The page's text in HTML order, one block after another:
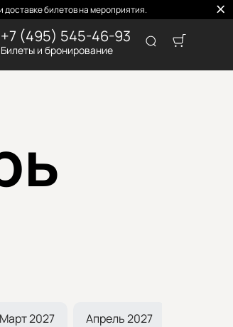
билетов на мероприятия.
+7 (495) 545-46-93
Билеты и бронирование
Март 2027 Апрель 2027